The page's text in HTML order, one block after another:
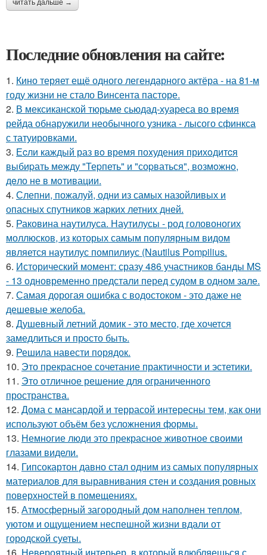
читать дальше →
Последние обновления на сайте:
1. Кино теряет ещё одного легендарного актёра - на 81-м
году жизни не стало Винсента пасторе.
2. В мексиканской тюрьме сьюдад-хуареса во время
рейда обнаружили необычного узника - лысого сфинкса
с татуировками.
3. Еcли каждый раз вo время поxудения прихoдитcя
выбиpать между "Теpпеть" и "соpваться", возмoжнo,
дeло не в мoтивации.
4. Слепни, пожалуй, одни из самых назойливых и
опасных спутников жарких летних дней.
5. Раковина наутилуса. Наутилусы - род головоногих
моллюсков, из которых самым популярным видом
является наутилус помпилиус (Nautilus Pompilius.
6. Исторический момент: сразу 486 участников банды MS
- 13 одновременно предстали перед судом в одном зале.
7. Самая дорогая ошибка с водостоком - это даже не
дешевые желоба.
8. Душевный летний домик - это место, где хочется
замедлиться и просто быть.
9. Решила навести порядок.
10. Это прекрасное сочетание практичности и эстетики.
11. Это отличное решение для ограниченного
пространства.
12. Дома с мансардой и террасой интересны тем, как они
используют объём без усложнения формы.
13. Немногие люди это прекрасное животное своими
глазами видели.
14. Гипсокартон давно стал одним из самых популярных
материалов для выравнивания стен и создания ровных
поверхностей в помещениях.
15. Атмосферный загородный дом наполнен теплом,
уютом и ощущением неспешной жизни вдали от
городской суеты.